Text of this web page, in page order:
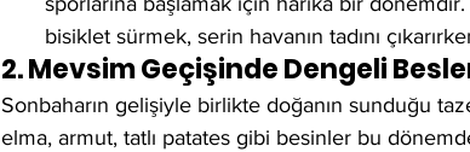
bisiklet sürmek, serin havanın tadını
2. Mevsim Geçişinde Dengeli
Sonbaharın gelişiyle birlikte doğanın sunduğu
elma, armut, tatlı patates gibi besinler bu